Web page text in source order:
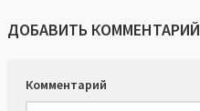
ДОБАВИТЬ КОММЕНТАРИЙ
Комментарий